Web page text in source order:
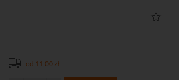
od 11,00 zł